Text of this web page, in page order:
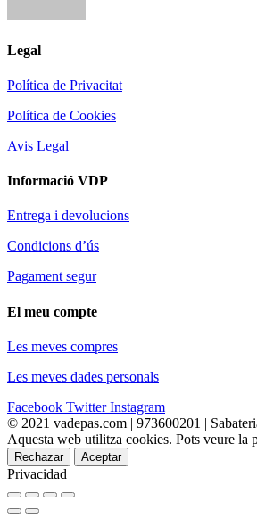
Legal
Política de Privacitat
Política de Cookies
Avis Legal
Informació VDP
Entrega i devolucions
Condicions d’ús
Pagament segur
El meu compte
Les meves compres
Les meves dades personals
Facebook Twitter Instagram
© 2021 vadepas.com | 973600201 |
Aquesta web utilitza cookies. Pots veure
Rechazar Aceptar
Privacidad